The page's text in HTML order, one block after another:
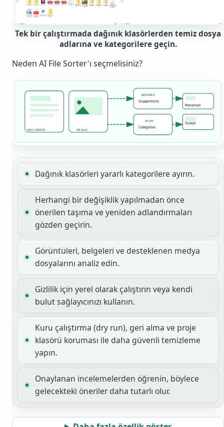
Tek bir çalıştırmada dağınık klasörlerden temiz dosya
adlarına ve kategorilere geçin.
Neden AI File Sorter'ı seçmelisiniz?
Dağınık klasörleri yararlı kategorilere ayırın.
Herhangi bir değişiklik yapılmadan önce
önerilen taşıma ve yeniden adlandırmaları
gözden geçirin.
Görüntüleri, belgeleri ve desteklenen medya
dosyalarını analiz edin.
Gizlilik için yerel olarak çalıştırın veya kendi
bulut sağlayıcınızı kullanın.
Kuru çalıştırma (dry run), geri alma ve proje
klasörü koruması ile daha güvenli temizleme
yapın.
Onaylanan incelemelerden öğrenin, böylece
gelecekteki öneriler daha tutarlı olur.